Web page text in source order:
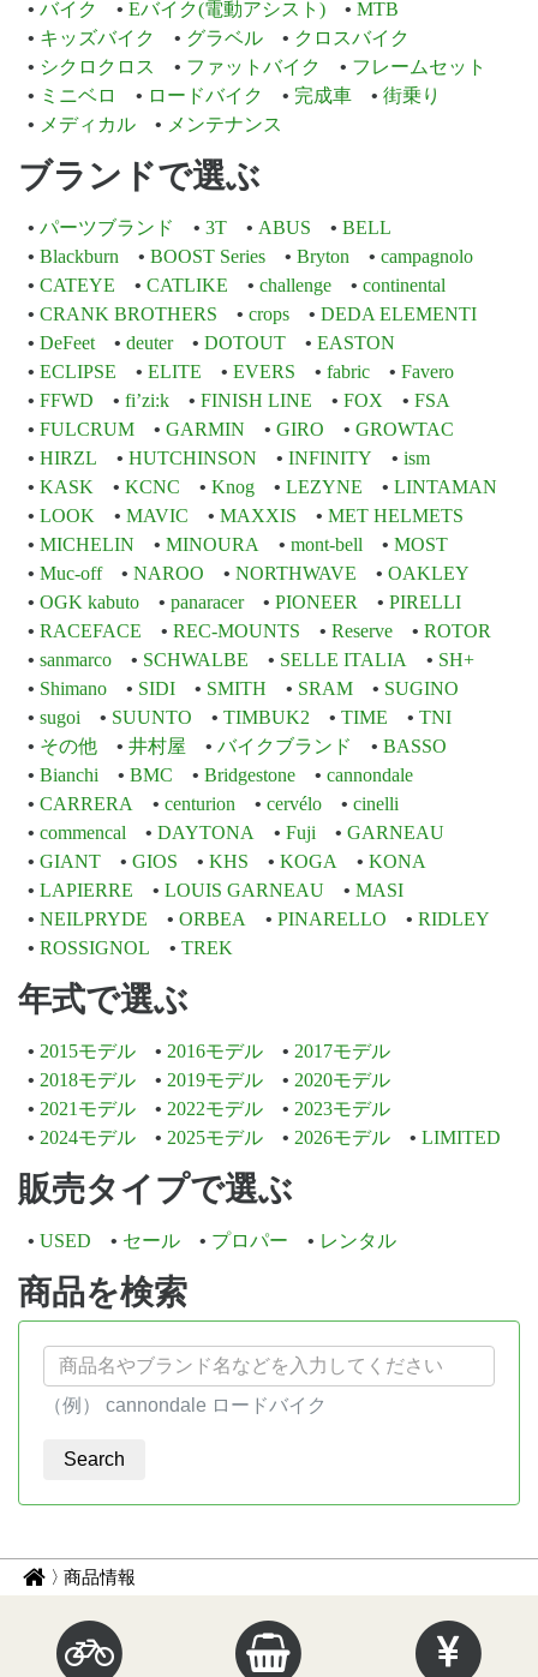
バイク
Eバイク(電動アシスト)
MTB
キッズバイク
グラベル
クロスバイク
シクロクロス
ファットバイク
フレームセット
ミニベロ
ロードバイク 完成車
街乗り
メディカル
メンテナンス
ブランドで選ぶ
パーツブランド 3T ABUS
BELL
Blackburn
BOOST Series Bryton
campagnolo
CATEYE
CATLIKE challenge
continental
CRANK BROTHERS
crops
DEDA ELEMENTI
DeFeet
deuter DOTOUT
EASTON
ECLIPSE
ELITE EVERS fabric
Favero
FFWD
fi’zi:k FINISH LINE FOX
FSA
FULCRUM
GARMIN GIRO
GROWTAC
HIRZL
HUTCHINSON INFINITY
ism
KASK
KCNC Knog LEZYNE
LINTAMAN
LOOK
MAVIC MAXXIS
MET HELMETS
MICHELIN
MINOURA mont-bell
MOST
Muc-off
NAROO NORTHWAVE
OAKLEY
OGK kabuto
panaracer PIONEER
PIRELLI
RACEFACE
REC-MOUNTS Reserve
ROTOR
sanmarco
SCHWALBE SELLE ITALIA
SH+
Shimano
SIDI SMITH SRAM
SUGINO
sugoi
SUUNTO TIMBUK2 TIME
TNI
その他
井村屋 バイクブランド
BASSO
Bianchi
BMC Bridgestone
cannondale
CARRERA
centurion cervélo
cinelli
commencal
DAYTONA Fuji
GARNEAU
GIANT
GIOS KHS KOGA
KONA
LAPIERRE
LOUIS GARNEAU
MASI
NEILPRYDE
ORBEA PINARELLO
RIDLEY
ROSSIGNOL
TREK
年式で選ぶ
2015モデル 2016モデル
2017モデル
2018モデル
2019モデル
2020モデル
2021モデル
2022モデル
2023モデル
2024モデル
2025モデル 2026モデル LIMITED
販売タイプで選ぶ
USED セール プロパー レンタル
商品を検索
（例） cannondale ロードバイク
パ サ
ク
ル
商品情報